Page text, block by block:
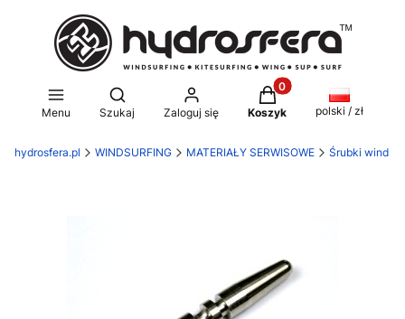
Menu
Otwórz wyszukiwarkę
Szukaj Zaloguj się
Produkty w koszyku:
Koszyk polski / zł
hydrosfera.pl WINDSURFING MATERIAŁY SERWISOWE Śrubki wind